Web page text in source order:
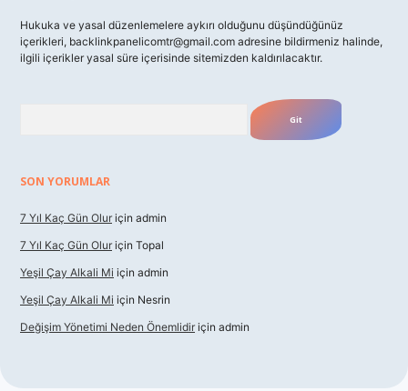
Hukuka ve yasal düzenlemelere aykırı olduğunu düşündüğünüz
içerikleri, backlinkpanelicomtr@gmail.com adresine bildirmeniz halinde,
ilgili içerikler yasal süre içerisinde sitemizden kaldırılacaktır.
SON YORUMLAR
7 Yıl Kaç Gün Olur için admin
7 Yıl Kaç Gün Olur için Topal
Yeşil Çay Alkali Mi için admin
Yeşil Çay Alkali Mi için Nesrin
Değişim Yönetimi Neden Önemlidir için admin